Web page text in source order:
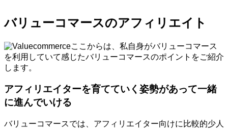
バリューコマースのアフィリエイト
ここからは、私自身がバリューコマース
を利用していて感じたバリューコマースのポイントをご紹介
します。
アフィリエイターを育てていく姿勢があって一緒
に進んでいける
バリューコマースでは、アフィリエイター向けに比較的少人